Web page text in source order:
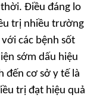
Điều đáng lo
trị nhiều trường
các bệnh sốt
sớm dấu hiệu
đến cơ sở y tế là
trị đạt hiệu quả